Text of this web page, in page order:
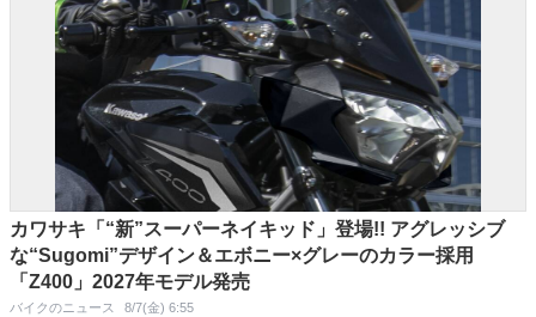
カワサキ「“新”スーパーネイキッド」登場!! アグレッシブ
な“Sugomi”デザイン＆エボニー×グレーのカラー採用
「Z400」2027年モデル発売
バイクのニュース 8/7(金) 6:55